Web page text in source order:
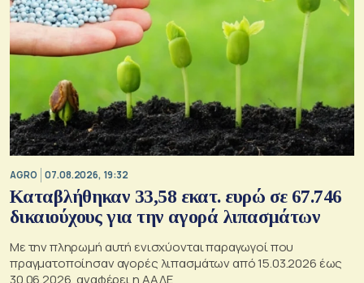
AGRO 07.08.2026, 19:32
Καταβλήθηκαν 33,58 εκατ. ευρώ σε 67.746
δικαιούχους για την αγορά λιπασμάτων
Με την πληρωμή αυτή ενισχύονται παραγωγοί που
πραγματοποίησαν αγορές λιπασμάτων από 15.03.2026 έως
30.06.2026, αναφέρει η ΑΑΔΕ